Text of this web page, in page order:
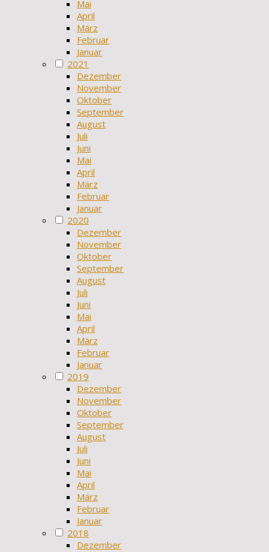
Mai
April
März
Februar
Januar
2021
Dezember
November
Oktober
September
August
Juli
Juni
Mai
April
März
Februar
Januar
2020
Dezember
November
Oktober
September
August
Juli
Juni
Mai
April
März
Februar
Januar
2019
Dezember
November
Oktober
September
August
Juli
Juni
Mai
April
März
Februar
Januar
2018
Dezember